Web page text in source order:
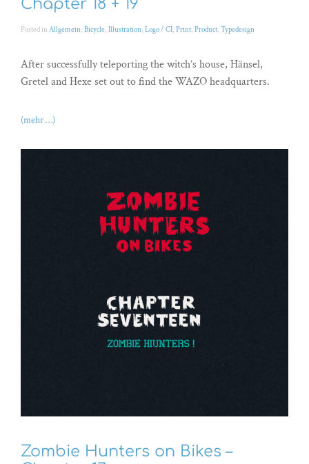
Chapter 18 + 19
Posted in Allgemein, Bicycle, Illustration, Logo / CI, Print, Product, Typedesign
After successfully teleporting the witch’s house, Hänsel,
Gretel and Hexe set out to find the WAZO headquarters.
(mehr …)
Zombie Hunters on Bikes –